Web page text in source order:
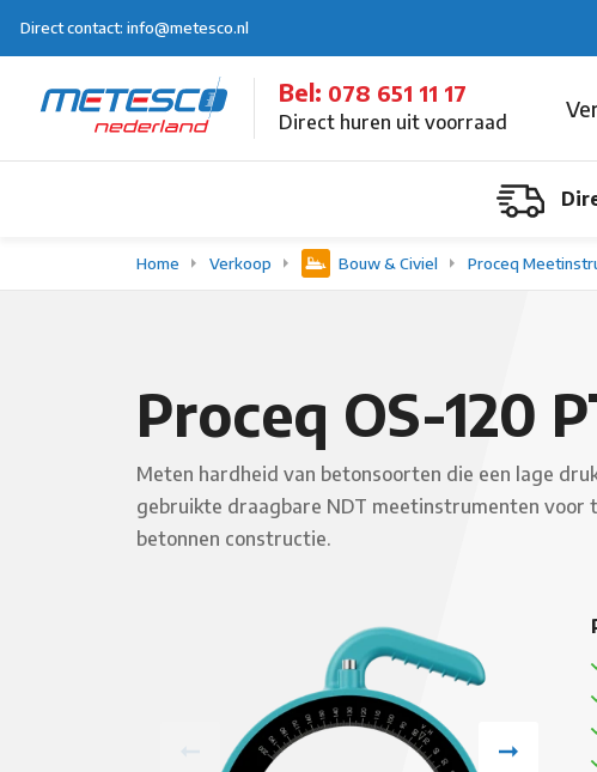
Direct contact: info@metesco.nl
Bel: 078 651 11 17
Direct huren uit voorraad
Home Verkoop Bouw & Civiel Proceq
Proceq OS-120
Meten hardheid van betonsoorten die een lage
gebruikte draagbare NDT meetinstrumenten voor
betonnen constructie.